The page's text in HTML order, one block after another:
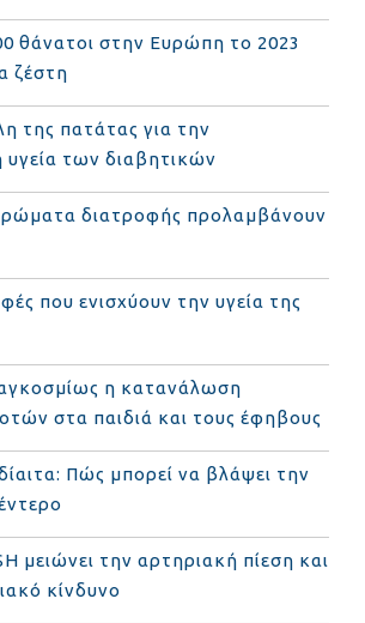
θάνατοι στην Ευρώπη το 2023
ζέστη
της πατάτας για την
υγεία των διαβητικών
διατροφής προλαμβάνουν
που ενισχύουν την υγεία της
η κατανάλωση
στα παιδιά και τους έφηβους
Πώς μπορεί να βλάψει την
μειώνει την αρτηριακή πίεση και
κίνδυνο